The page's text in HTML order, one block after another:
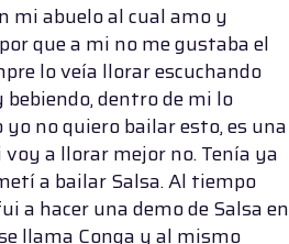
mi abuelo al cual amo y
que a mi no me gustaba el
lo veía llorar escuchando
dentro de mi lo
no quiero bailar esto, es una
a llorar mejor no. Tenía ya
a bailar Salsa. Al tiempo
a hacer una demo de Salsa en
llama Conga y al mismo